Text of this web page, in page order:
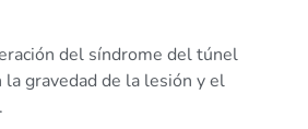
del síndrome del túnel
la gravedad de la lesión y el